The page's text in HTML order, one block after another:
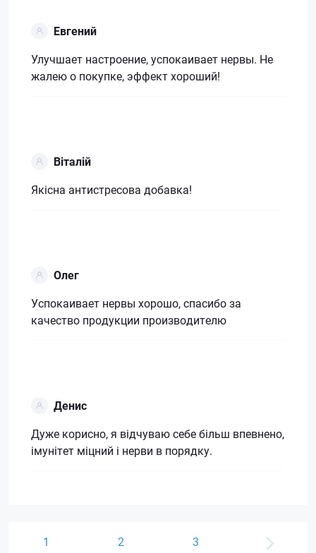
Евгений
Улучшает настроение, успокаивает нервы. Не
жалею о покупке, эффект хороший!
Віталій
Якісна антистресова добавка!
Олег
Успокаивает нервы хорошо, спасибо за
качество продукции производителю
Денис
Дуже корисно, я відчуваю себе більш впевнено,
імунітет міцний і нерви в порядку.
1 2 3